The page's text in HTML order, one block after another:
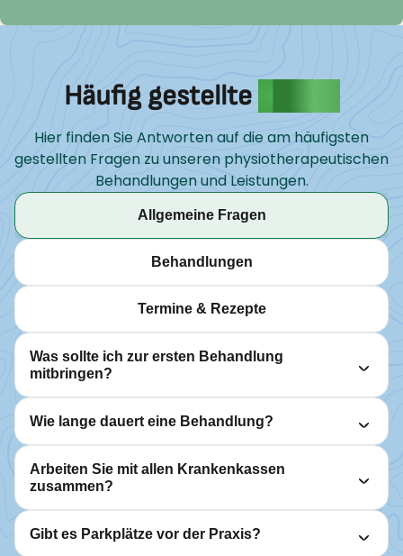
Häufig gestellte
Hier finden Sie Antworten auf die am häufigsten
gestellten Fragen zu unseren physiotherapeutischen
Behandlungen und Leistungen.
Allgemeine Fragen
Behandlungen
Termine & Rezepte
Was sollte ich zur ersten Behandlung
mitbringen?
Wie lange dauert eine Behandlung?
Arbeiten Sie mit allen Krankenkassen
zusammen?
Gibt es Parkplätze vor der Praxis?